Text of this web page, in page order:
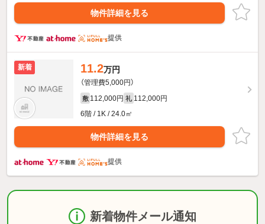
物件詳細を見る
提供
新着 11.2万円
（管理費5,000円）
敷 112,000円 礼 112,000円
6階 / 1K / 24.0㎡
物件詳細を見る
提供
新着物件メール通知